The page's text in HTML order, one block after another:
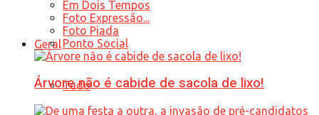
Geral
Tudo
Em Dois Tempos
Foto Expressão...
Foto Piada
Ponto Social
Árvore não é cabide de sacola de lixo!